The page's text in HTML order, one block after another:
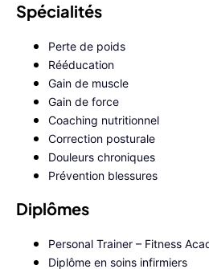
Spécialités
Perte de poids
Rééducation
Gain de muscle
Gain de force
Coaching nutritionnel
Correction posturale
Douleurs chroniques
Prévention blessures
Diplômes
Personal Trainer – Fitness
Diplôme en soins infirmiers